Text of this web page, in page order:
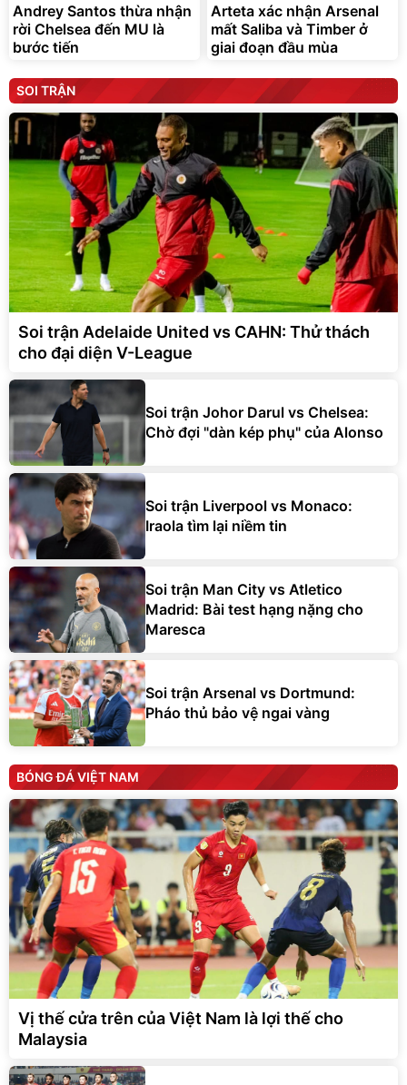
Andrey Santos thừa nhận
rời Chelsea đến MU là
bước tiến
Arteta xác nhận Arsenal
mất Saliba và Timber ở
giai đoạn đầu mùa
SOI TRẬN
Soi trận Adelaide United vs CAHN: Thử thách
cho đại diện V-League
Soi trận Johor Darul vs Chelsea:
Chờ đợi "dàn kép phụ" của Alonso
Soi trận Liverpool vs Monaco:
Iraola tìm lại niềm tin
Soi trận Man City vs Atletico
Madrid: Bài test hạng nặng cho
Maresca
Soi trận Arsenal vs Dortmund:
Pháo thủ bảo vệ ngai vàng
BÓNG ĐÁ VIỆT NAM
Vị thế cửa trên của Việt Nam là lợi thế cho
Malaysia